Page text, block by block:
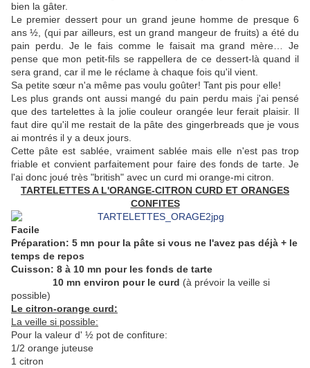
bien la gâter.
Le premier dessert pour un grand jeune homme de presque 6
ans ½, (qui par ailleurs, est un grand mangeur de fruits) a été du
pain perdu. Je le fais comme le faisait ma grand mère… Je
pense que mon petit-fils se rappellera de ce dessert-là quand il
sera grand, car il me le réclame à chaque fois qu'il vient.
Sa petite sœur n'a même pas voulu goûter! Tant pis pour elle!
Les plus grands ont aussi mangé du pain perdu mais j'ai pensé
que des tartelettes à la jolie couleur orangée leur ferait plaisir. Il
faut dire qu'il me restait de la pâte des gingerbreads que je vous
ai montrés il y a deux jours.
Cette pâte est sablée, vraiment sablée mais elle n'est pas trop
friable et convient parfaitement pour faire des fonds de tarte. Je
l'ai donc joué très "british" avec un curd mi orange-mi citron.
TARTELETTES A L'ORANGE-CITRON CURD ET ORANGES
CONFITES
Facile
Préparation: 5 mn pour la pâte si vous ne l'avez pas déjà + le
temps de repos
Cuisson: 8 à 10 mn pour les fonds de tarte
10 mn environ pour le curd (à prévoir la veille si
possible)
Le citron-orange curd:
La veille si possible:
Pour la valeur d' ½ pot de confiture:
1/2 orange juteuse
1 citron